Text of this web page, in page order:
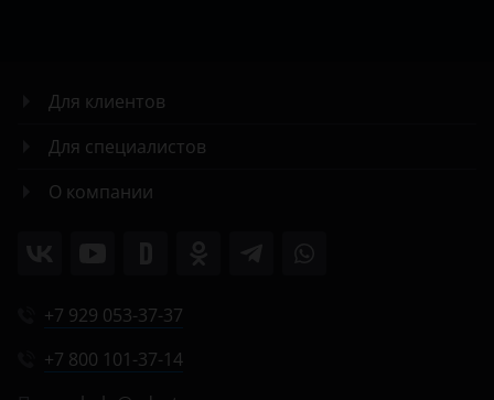
Для клиентов
Для специалистов
О компании
+7 929 053-37-37
+7 800 101-37-14